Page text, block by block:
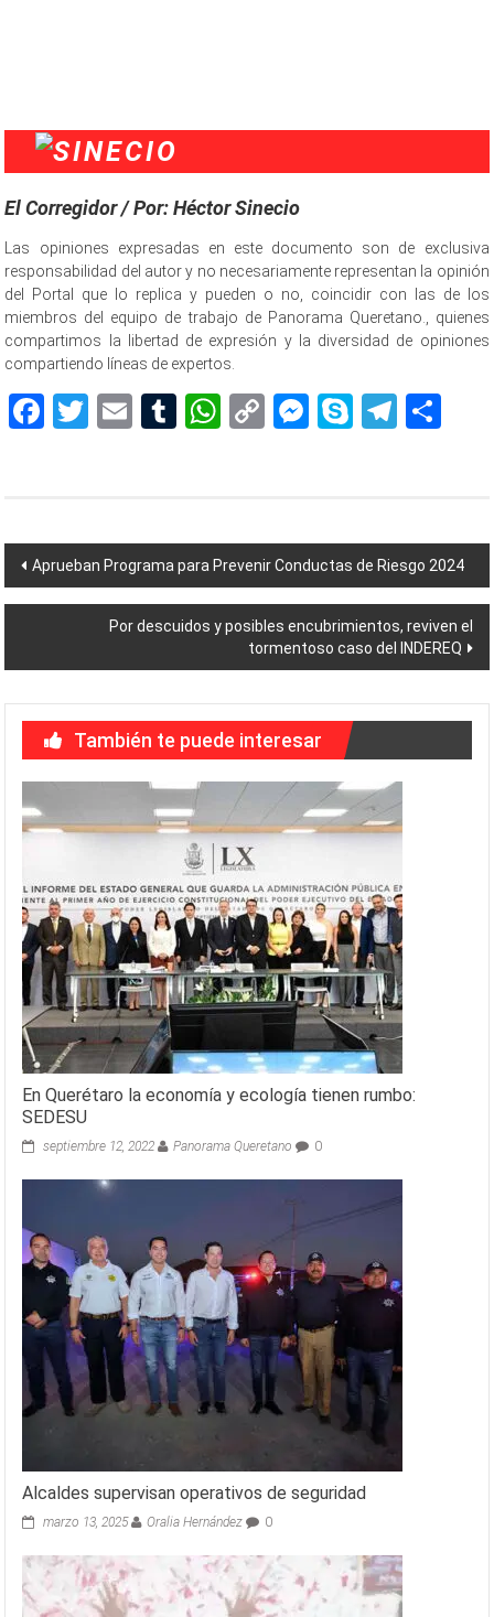
El Corregidor / Por: Héctor Sinecio
Las opiniones expresadas en este documento son de exclusiva
responsabilidad del autor y no necesariamente representan la opinión
del Portal que lo replica y pueden o no, coincidir con las de los
miembros del equipo de trabajo de Panorama Queretano., quienes
compartimos la libertad de expresión y la diversidad de opiniones
compartiendo líneas de expertos.
Facebook
Twitter
EmailTumblr
WhatsApp
CopyMessenger
Skype
Navegación
de
entradas
Aprueban Programa para Prevenir Conductas de Riesgo 2024
Por descuidos y posibles encubrimientos, reviven el
tormentoso caso del INDEREQ
También te puede interesar
En Querétaro la economía y ecología tienen rumbo:
SEDESU
septiembre 12, 2022 Panorama Queretano 0
Alcaldes supervisan operativos de seguridad
marzo 13, 2025 Oralia Hernández 0